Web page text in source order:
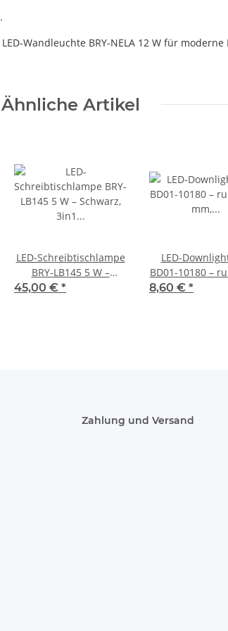
Wandleuchte BRY-NELA 12 W für
Ähnliche Artikel
LED-Schreibtischlampe
BRY-LB145 5 W –
Schwarz, 3in1 CCT,
45,00 € *
LED-
BD01-10180 –
mm, 3in1 CCT,
8,60 € *
Zahlung und Versand